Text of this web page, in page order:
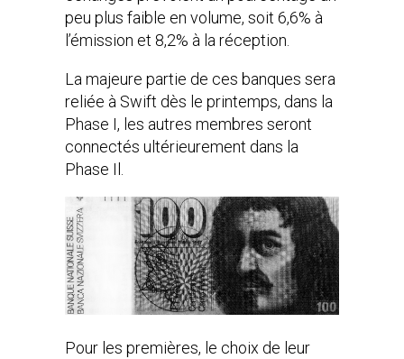
peu plus faible en volume, soit 6,6% à
l’émission et 8,2% à la réception.
La majeure partie de ces banques sera
reliée à Swift dès le printemps, dans la
Phase I, les autres membres seront
connectés ultérieurement dans la
Phase Il.
Pour les premières, le choix de leur